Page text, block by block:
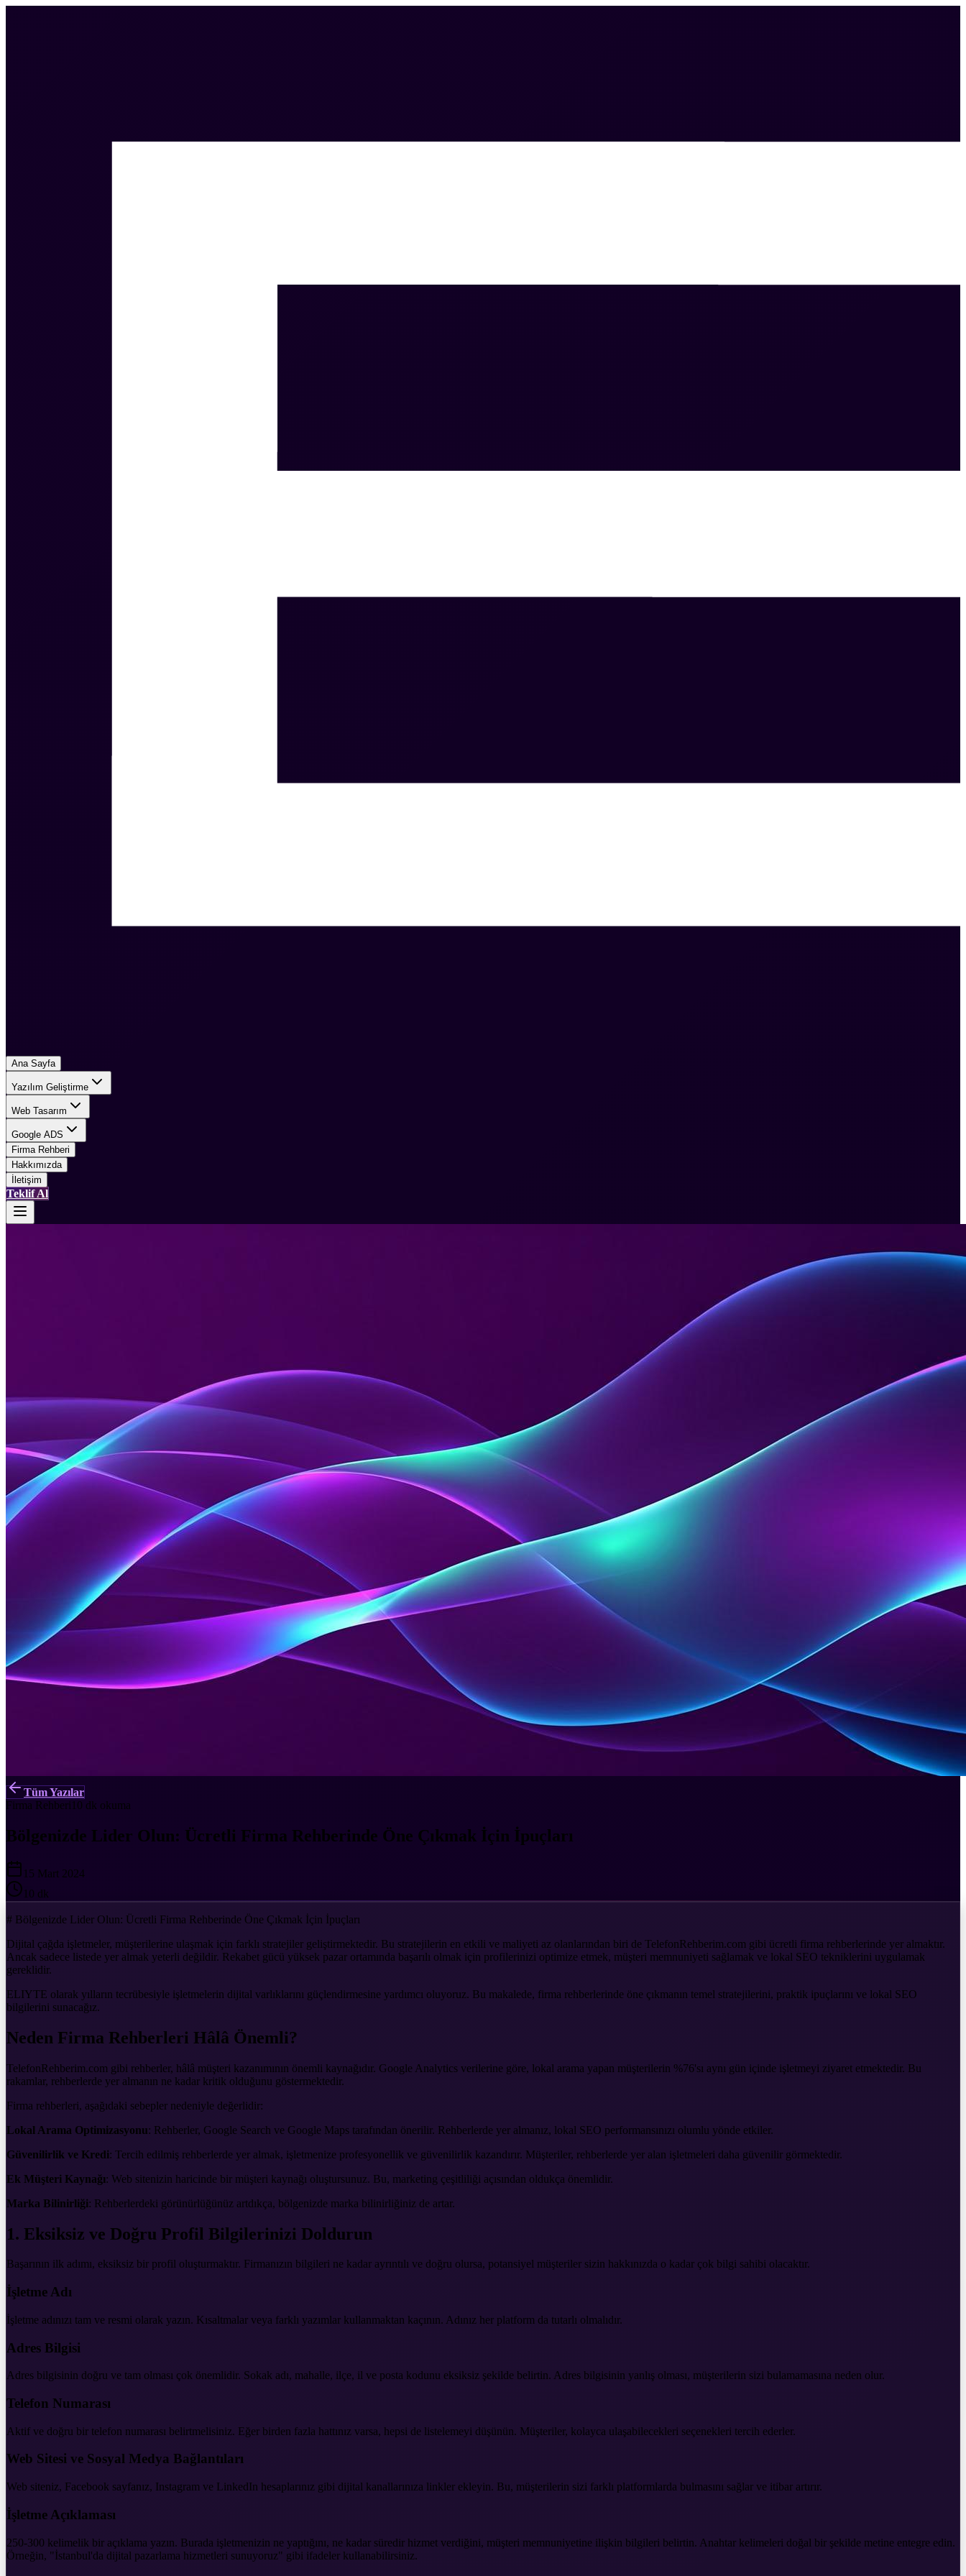
Ana Sayfa
Yazılım Geliştirme
Web Tasarım
Google ADS
Firma Rehberi
Hakkımızda
İletişim
Teklif Al
Tüm Yazılar
Firma Rehberi 10 dk okuma
Bölgenizde Lider Olun: Ücretli Firma Rehberinde Öne Çıkmak İçin İpuçları
15 Mart 2024
10 dk
# Bölgenizde Lider Olun: Ücretli Firma Rehberinde Öne Çıkmak İçin İpuçları
Dijital çağda işletmeler, müşterilerine ulaşmak için farklı stratejiler geliştirmektedir. Bu stratejilerin en etkili ve maliyeti az olanlarından biri de TelefonRehberim.com gibi ücretli firma rehberlerinde yer almaktır.
Ancak sadece listede yer almak yeterli değildir. Rekabet gücü yüksek pazar ortamında başarılı olmak için profilerinizi optimize etmek, müşteri memnuniyeti sağlamak ve lokal SEO tekniklerini uygulamak
gereklidir.
ELIYTE olarak yılların tecrübesiyle işletmelerin dijital varlıklarını güçlendirmesine yardımcı oluyoruz. Bu makalede, firma rehberlerinde öne çıkmanın temel stratejilerini, praktik ipuçlarını ve lokal SEO
bilgilerini sunacağız.
Neden Firma Rehberleri Hâlâ Önemli?
TelefonRehberim.com gibi rehberler, hâlâ müşteri kazanımının önemli kaynağıdır. Google Analytics verilerine göre, lokal arama yapan müşterilerin %76'sı aynı gün içinde işletmeyi ziyaret etmektedir. Bu
rakamlar, rehberlerde yer almanın ne kadar kritik olduğunu göstermektedir.
Firma rehberleri, aşağıdaki sebepler nedeniyle değerlidir:
Lokal Arama Optimizasyonu: Rehberler, Google Search ve Google Maps tarafından önerilir. Rehberlerde yer almanız, lokal SEO performansınızı olumlu yönde etkiler.
Güvenilirlik ve Kredi: Tercih edilmiş rehberlerde yer almak, işletmenize profesyonellik ve güvenilirlik kazandırır. Müşteriler, rehberlerde yer alan işletmeleri daha güvenilir görmektedir.
Ek Müşteri Kaynağı: Web sitenizin haricinde bir müşteri kaynağı oluştursunuz. Bu, marketing çeşitliliği açısından oldukça önemlidir.
Marka Bilinirliği: Rehberlerdeki görünürlüğünüz artdıkça, bölgenizde marka bilinirliğiniz de artar.
1. Eksiksiz ve Doğru Profil Bilgilerinizi Doldurun
Başarının ilk adımı, eksiksiz bir profil oluşturmaktır. Firmanızın bilgileri ne kadar ayrıntılı ve doğru olursa, potansiyel müşteriler sizin hakkınızda o kadar çok bilgi sahibi olacaktır.
İşletme Adı
İşletme adınızı tam ve resmi olarak yazın. Kısaltmalar veya farklı yazımlar kullanmaktan kaçının. Adınız her platform da tutarlı olmalıdır.
Adres Bilgisi
Adres bilgisinin doğru ve tam olması çok önemlidir. Sokak adı, mahalle, ilçe, il ve posta kodunu eksiksiz şekilde belirtin. Adres bilgisinin yanlış olması, müşterilerin sizi bulamamasına neden olur.
Telefon Numarası
Aktif ve doğru bir telefon numarası belirtmelisiniz. Eğer birden fazla hattınız varsa, hepsi de listelemeyi düşünün. Müşteriler, kolayca ulaşabilecekleri seçenekleri tercih ederler.
Web Sitesi ve Sosyal Medya Bağlantıları
Web siteniz, Facebook sayfanız, Instagram ve LinkedIn hesaplarınız gibi dijital kanallarınıza linkler ekleyin. Bu, müşterilerin sizi farklı platformlarda bulmasını sağlar ve itibar artırır.
İşletme Açıklaması
250-300 kelimelik bir açıklama yazın. Burada işletmenizin ne yaptığını, ne kadar süredir hizmet verdiğini, müşteri memnuniyetine ilişkin bilgileri belirtin. Anahtar kelimeleri doğal bir şekilde metine entegre edin.
Örneğin, "İstanbul'da dijital pazarlama hizmetleri sunuyoruz" gibi ifadeler kullanabilirsiniz.